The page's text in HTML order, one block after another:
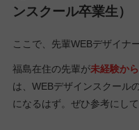
ンスクール卒業生）
ここで、先輩WEBデザイナ
福島在住の先輩が未経験か
は、WEBデザインスクール
になるはず。ぜひ参考にして